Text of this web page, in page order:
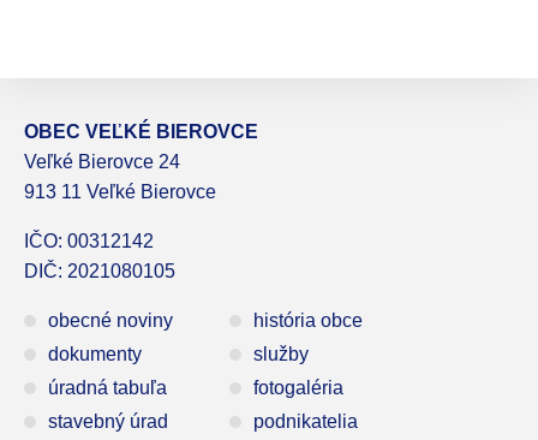
OBEC VEĽKÉ BIEROVCE
Veľké Bierovce 24
913 11 Veľké Bierovce
IČO: 00312142
DIČ: 2021080105
obecné noviny
história obce
dokumenty
služby
úradná tabuľa
fotogaléria
stavebný úrad
podnikatelia